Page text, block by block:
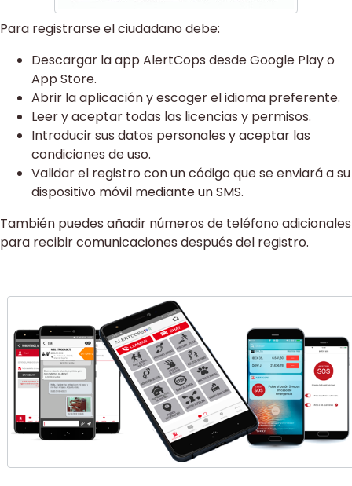
Para registrarse el ciudadano debe:
Descargar la app AlertCops desde Google Play o
App Store.
Abrir la aplicación y escoger el idioma preferente.
Leer y aceptar todas las licencias y permisos.
Introducir sus datos personales y aceptar las
condiciones de uso.
Validar el registro con un código que se enviará a su
dispositivo móvil mediante un SMS.
También puedes añadir números de teléfono adicionales
para recibir comunicaciones después del registro.